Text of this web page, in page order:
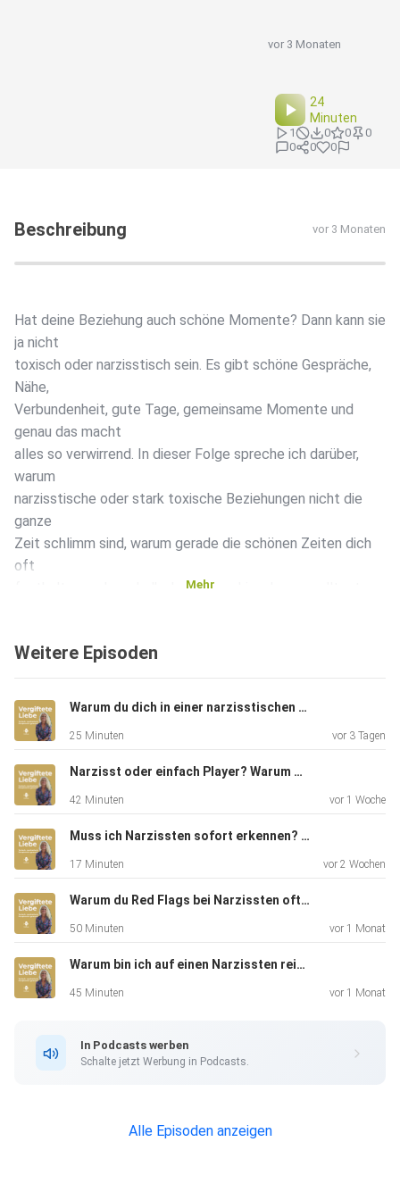
vor 3 Monaten
24
Minuten
1 0 0
0
0
0 0
Beschreibung vor 3 Monaten
Hat deine Beziehung auch schöne Momente? Dann kann sie
ja nicht
toxisch oder narzisstisch sein. Es gibt schöne Gespräche,
Nähe,
Verbundenheit, gute Tage, gemeinsame Momente und
genau das macht
alles so verwirrend. In dieser Folge spreche ich darüber,
warum
narzisstische oder stark toxische Beziehungen nicht die
ganze
Zeit schlimm sind, warum gerade die schönen Zeiten dich
oft
festhalten und weshalb du genauer hinschauen solltest:
entsteht
vermeidest
und immer mehr von dir selbst zurückhältst.
schöne
Zeiten, Trauma Bond, emotionale Abhängigkeit,
Selbstzweifel, Beziehungsdynamik, verdeckter Narzissmus,
Beziehungsmuster, Selbstwert
Mehr
Weitere Episoden
Warum du dich in einer narzisstischen Beziehung nie wirklich sicher fühlst
25 Minuten vor 3 Tagen
Narzisst oder einfach Player? Warum die "Diagnose" nicht das Wichtigste ist
42 Minuten vor 1 Woche
Muss ich Narzissten sofort erkennen? Ein großer Denkfehler nach toxischen Beziehungen
17 Minuten vor 2 Wochen
Warum du Red Flags bei Narzissten oft zu spät erkennst
50 Minuten vor 1 Monat
Warum bin ich auf einen Narzissten reingefallen?
45 Minuten vor 1 Monat
In Podcasts werben
Schalte jetzt Werbung in Podcasts.
Alle Episoden anzeigen